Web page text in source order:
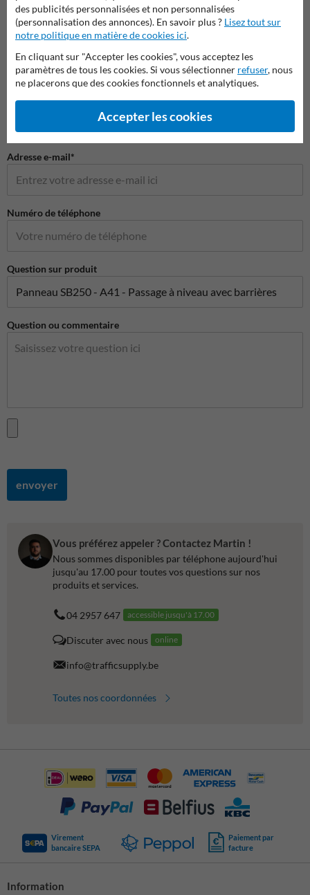
Poser votre question à Panneausignalisation.be
Nom de l'entreprise
Adresse e-mail*
Numéro de téléphone
Question sur produit
Question ou commentaire
envoyer
Vous préférez appeler ? Contactez Martin !
Nous sommes disponibles par téléphone aujourd'hui
jusqu'au 17.00 pour toutes vos questions sur nos
produits et services.
04 2957 647 accessible jusqu'à 17.00
Discuter avec nous online
info@trafficsupply.be
Toutes nos coordonnées
Virement
bancaire SEPA
Paiement par
facture
Information
des publicités personnalisées et non personnalisées
(personnalisation des annonces). En savoir plus ? Lisez tout sur
notre politique en matière de cookies ici.
En cliquant sur "Accepter les cookies", vous acceptez les
paramètres de tous les cookies. Si vous sélectionner refuser, nous
ne placerons que des cookies fonctionnels et analytiques.
Accepter les cookies